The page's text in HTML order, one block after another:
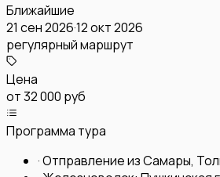
Ближайшие
21 сен 2026·12 окт 2026
регулярный маршрут
Цена
от32 000 руб
Программа тура
·Отправление из Самары,